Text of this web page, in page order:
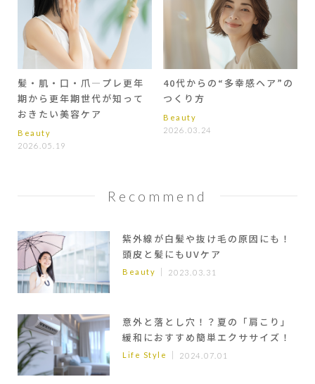
Recommend
紫外線が白髪や抜け毛の原因にも！
頭皮と髪にもUVケア
Beauty 2023.03.31
意外と落とし穴！？夏の「肩こり」
緩和におすすめ簡単エクササイズ！
Life Style 2024.07.01
髪・肌・口・爪―プレ更年
期から更年期世代が知って
おきたい美容ケア
Beauty
2026.05.19
40代からの“多幸感ヘア”の
つくり方
Beauty
2026.03.24